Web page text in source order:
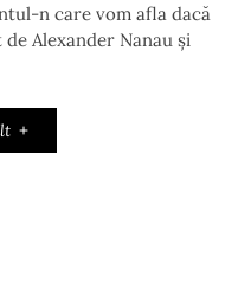
n care vom afla dacă
Alexander Nanau și